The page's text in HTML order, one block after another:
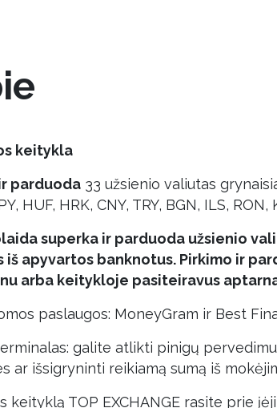
keitykla
parduoda 33 užsienio valiutas
HUF, HRK, CNY, TRY, BGN, ILS,
superka ir parduoda užsienio
iš apyvartos banknotus. Pirkimo ir
arba keitykloje pasiteiravus
paslaugos: MoneyGram ir Best
galite atlikti pinigų
ar išsigryninti reikiamą sumą iš
keityklą TOP EXCHANGE rasite prie